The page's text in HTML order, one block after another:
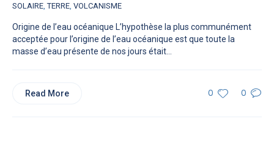
SOLAIRE,TERRE, VOLCANISME
Origine de l’eau océanique L’hypothèse la plus communément
acceptée pour l’origine de l’eau océanique est que toute la
masse d’eau présente de nos jours était...
0 0
Read More